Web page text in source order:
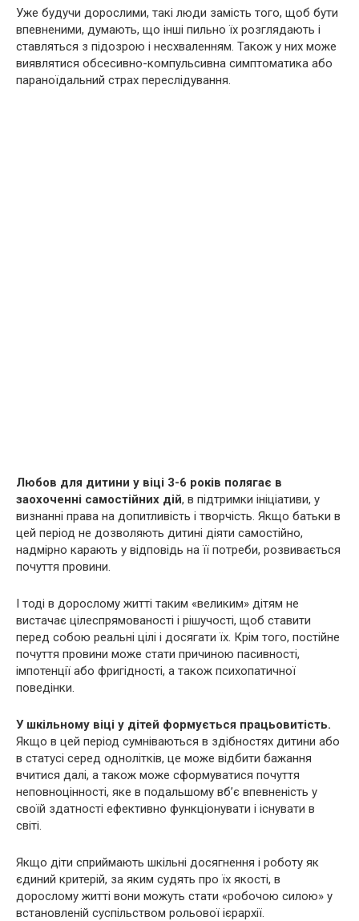
Уже будучи дорослими, такі люди замість того, щоб бути
впевненими, думають, що інші пильно їх розглядають і
ставляться з підозрою і несхваленням. Також у них може
виявлятися обсесивно-компульсивна симптоматика або
параноїдальний страх переслідування.
Любов для дитини у віці 3-6 років полягає в
заохоченні самостійних дій, в підтримки ініціативи, у
визнанні права на допитливість і творчість. Якщо батьки в
цей період не дозволяють дитині діяти самостійно,
надмірно карають у відповідь на її потреби, розвивається
почуття провини.
І тоді в дорослому житті таким «великим» дітям не
вистачає цілеспрямованості і рішучості, щоб ставити
перед собою реальні цілі і досягати їх. Крім того, постійне
почуття провини може стати причиною пасивності,
імпотенції або фригідності, а також психопатичної
поведінки.
У шкільному віці у дітей формується працьовитість.
Якщо в цей період сумніваються в здібностях дитини або
в статусі серед однолітків, це може відбити бажання
вчитися далі, а також може сформуватися почуття
неповноцінності, яке в подальшому вб’є впевненість у
своїй здатності ефективно функціонувати і існувати в
світі.
Якщо діти сприймають шкільні досягнення і роботу як
єдиний критерій, за яким судять про їх якості, в
дорослому житті вони можуть стати «робочою силою» у
встановленій суспільством рольової ієрархії.